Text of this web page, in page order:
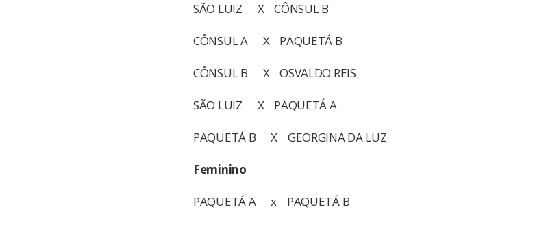
SÃO LUIZ X CÔNSUL B
CÔNSUL A X PAQUETÁ B
CÔNSUL B X OSVALDO REIS
SÃO LUIZ X PAQUETÁ A
PAQUETÁ B X GEORGINA DA LUZ
Feminino
PAQUETÁ A x PAQUETÁ B